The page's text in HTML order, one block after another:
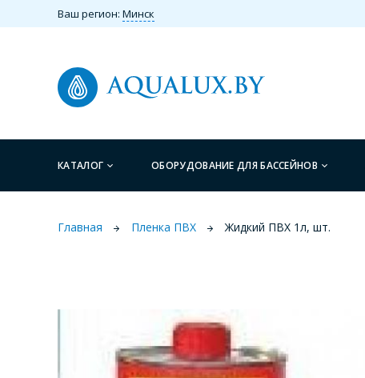
Ваш регион: Минск
КАТАЛОГ ОБОРУДОВАНИЕ ДЛЯ БАССЕЙНОВ
Главная Пленка ПВХ Жидкий ПВХ 1л, шт.